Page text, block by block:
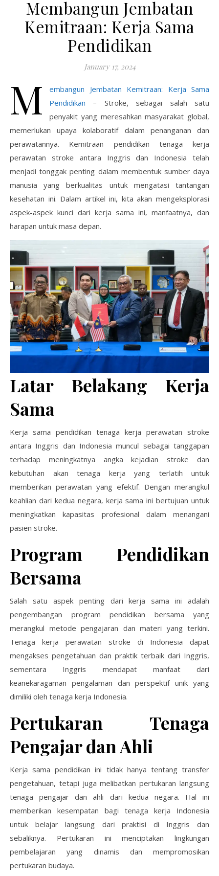
Membangun Jembatan
Kemitraan: Kerja Sama
Pendidikan
January 17, 2024
M
embangun Jembatan Kemitraan: Kerja Sama
Pendidikan – Stroke, sebagai salah satu
penyakit yang meresahkan masyarakat global,
memerlukan upaya kolaboratif dalam penanganan dan
perawatannya. Kemitraan pendidikan tenaga kerja
perawatan stroke antara Inggris dan Indonesia telah
menjadi tonggak penting dalam membentuk sumber daya
manusia yang berkualitas untuk mengatasi tantangan
kesehatan ini. Dalam artikel ini, kita akan mengeksplorasi
aspek-aspek kunci dari kerja sama ini, manfaatnya, dan
harapan untuk masa depan.
Latar Belakang Kerja
Sama
Kerja sama pendidikan tenaga kerja perawatan stroke
antara Inggris dan Indonesia muncul sebagai tanggapan
terhadap meningkatnya angka kejadian stroke dan
kebutuhan akan tenaga kerja yang terlatih untuk
memberikan perawatan yang efektif. Dengan merangkul
keahlian dari kedua negara, kerja sama ini bertujuan untuk
meningkatkan kapasitas profesional dalam menangani
pasien stroke.
Program Pendidikan
Bersama
Salah satu aspek penting dari kerja sama ini adalah
pengembangan program pendidikan bersama yang
merangkul metode pengajaran dan materi yang terkini.
Tenaga kerja perawatan stroke di Indonesia dapat
mengakses pengetahuan dan praktik terbaik dari Inggris,
sementara Inggris mendapat manfaat dari
keanekaragaman pengalaman dan perspektif unik yang
dimiliki oleh tenaga kerja Indonesia.
Pertukaran Tenaga
Pengajar dan Ahli
Kerja sama pendidikan ini tidak hanya tentang transfer
pengetahuan, tetapi juga melibatkan pertukaran langsung
tenaga pengajar dan ahli dari kedua negara. Hal ini
memberikan kesempatan bagi tenaga kerja Indonesia
untuk belajar langsung dari praktisi di Inggris dan
sebaliknya. Pertukaran ini menciptakan lingkungan
pembelajaran yang dinamis dan mempromosikan
pertukaran budaya.